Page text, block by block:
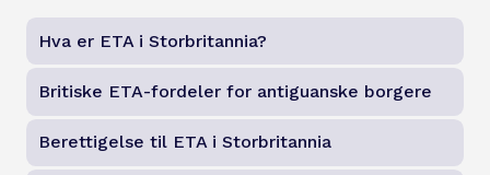
Hva er ETA i Storbritannia?
Britiske ETA-fordeler for antiguanske borgere
Berettigelse til ETA i Storbritannia